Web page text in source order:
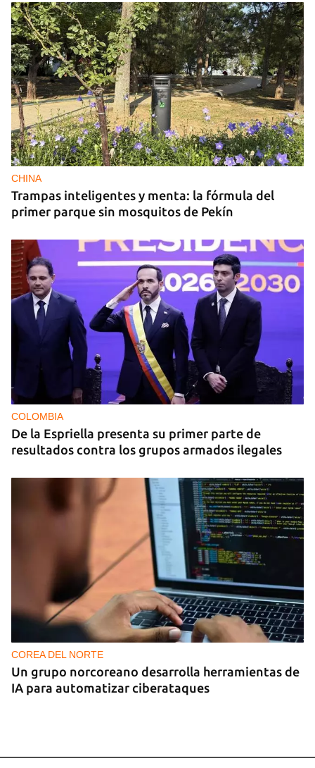
GAS
Los puntos de ProGas vuelven a cerrar en La
Habana tras agotarse las balitas de gas en
dólares
CHINA
Trampas inteligentes y menta: la fórmula del
primer parque sin mosquitos de Pekín
COLOMBIA
De la Espriella presenta su primer parte de
resultados contra los grupos armados ilegales
COREA DEL NORTE
Un grupo norcoreano desarrolla herramientas de
IA para automatizar ciberataques